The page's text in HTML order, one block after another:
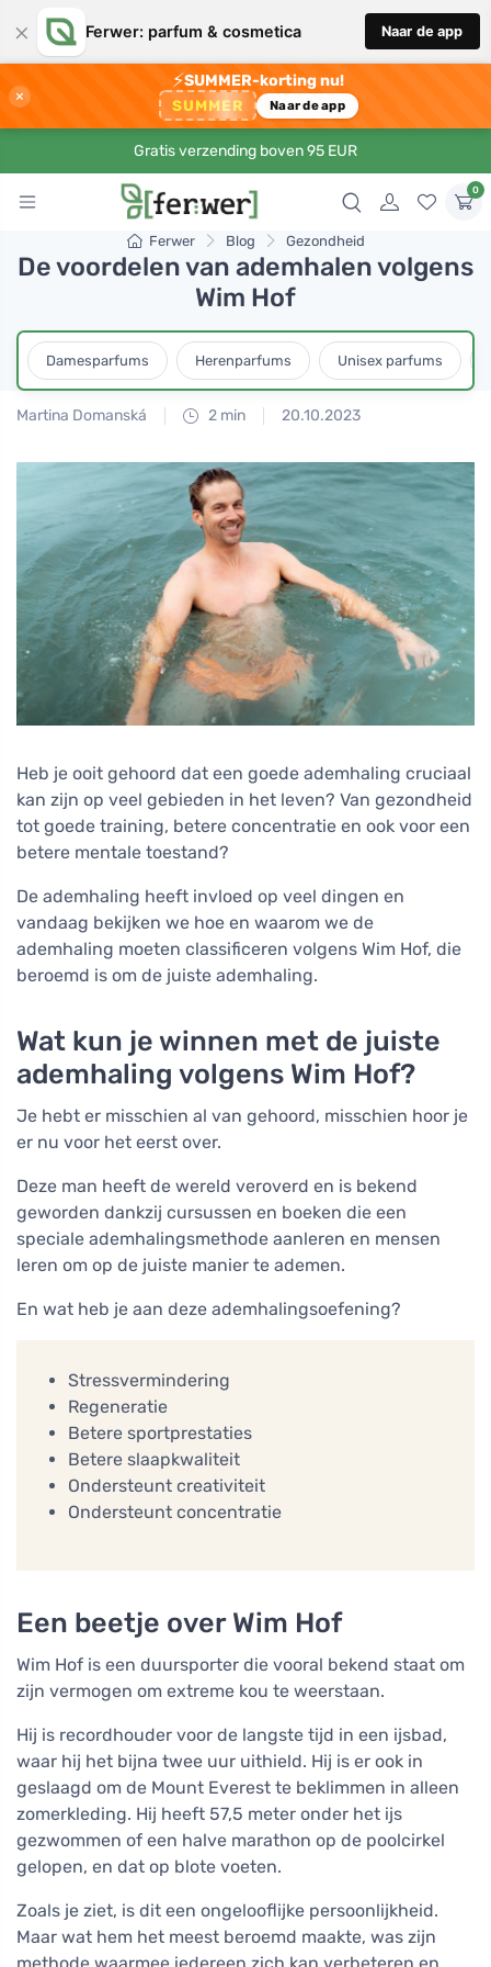
× Ferwer: parfum & cosmetica Naar de app
×
⚡SUMMER-korting nu!
SUMMER Naar de app
Gratis verzending boven 95 EUR
0
Ferwer Blog Gezondheid
De voordelen van ademhalen volgens
Wim Hof
Damesparfums Herenparfums Unisex parfums
Martina Domanská 2 min 20.10.2023
Heb je ooit gehoord dat een goede ademhaling cruciaal
kan zijn op veel gebieden in het leven? Van gezondheid
tot goede training, betere concentratie en ook voor een
betere mentale toestand?
De ademhaling heeft invloed op veel dingen en
vandaag bekijken we hoe en waarom we de
ademhaling moeten classificeren volgens Wim Hof, die
beroemd is om de juiste ademhaling.
Wat kun je winnen met de juiste
ademhaling volgens Wim Hof?
Je hebt er misschien al van gehoord, misschien hoor je
er nu voor het eerst over.
Deze man heeft de wereld veroverd en is bekend
geworden dankzij cursussen en boeken die een
speciale ademhalingsmethode aanleren en mensen
leren om op de juiste manier te ademen.
En wat heb je aan deze ademhalingsoefening?
Stressvermindering
Regeneratie
Betere sportprestaties
Betere slaapkwaliteit
Ondersteunt creativiteit
Ondersteunt concentratie
Een beetje over Wim Hof
Wim Hof is een duursporter die vooral bekend staat om
zijn vermogen om extreme kou te weerstaan.
Hij is recordhouder voor de langste tijd in een ijsbad,
waar hij het bijna twee uur uithield. Hij is er ook in
geslaagd om de Mount Everest te beklimmen in alleen
zomerkleding. Hij heeft 57,5 meter onder het ijs
gezwommen of een halve marathon op de poolcirkel
gelopen, en dat op blote voeten.
Zoals je ziet, is dit een ongelooflijke persoonlijkheid.
Maar wat hem het meest beroemd maakte, was zijn